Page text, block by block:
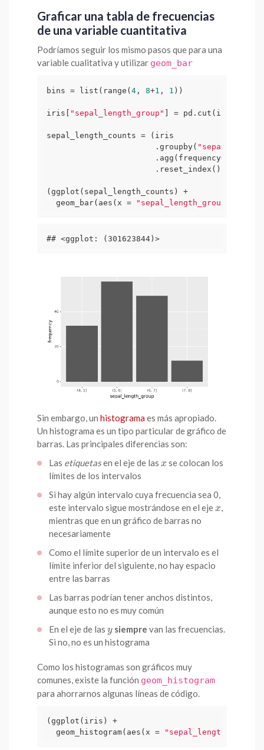
Graficar una tabla de frecuencias
de una variable cuantitativa
Podríamos seguir los mismo pasos que para una
variable cualitativa y utilizar geom_bar
bins = list(range(4 , 8+1 , 1 ))
iris[ "sepal_length_group" ] = pd.cut(iris[
sepal_length_counts = (iris
                       .groupby(
                       .agg(frequency=(
                       .reset_index())
(ggplot(sepal_length_counts) +
  geom_bar(aes(x =
"sepal_length_group"
## <ggplot: (301623844)>
Sin embargo, un histogramaes más apropiado.
Un histograma es un tipo particular de gráfico de
barras. Las principales diferencias son:
Las etiquetasen el eje de las x
x se colocan los
límites de los intervalos
Si hay algún intervalo cuya frecuencia sea 0,
este intervalo sigue mostrándose en el ejex
x
mientras que en un gráfico de barras no
necesariamente
Como el límite superior de un intervalo es el
límite inferior del siguiente, no hay espacio
entre las barras
Las barras podrían tener anchos distintos,
aunque esto no es muy común
En el eje de las y
y siempre van las frecuencias.
Si no, no es un histograma
Como los histogramas son gráficos muy
comunes, existe la función geom_histogram
para ahorrarnos algunas líneas de código.
(ggplot(iris) +
  geom_histogram(aes(x =
"sepal_length"